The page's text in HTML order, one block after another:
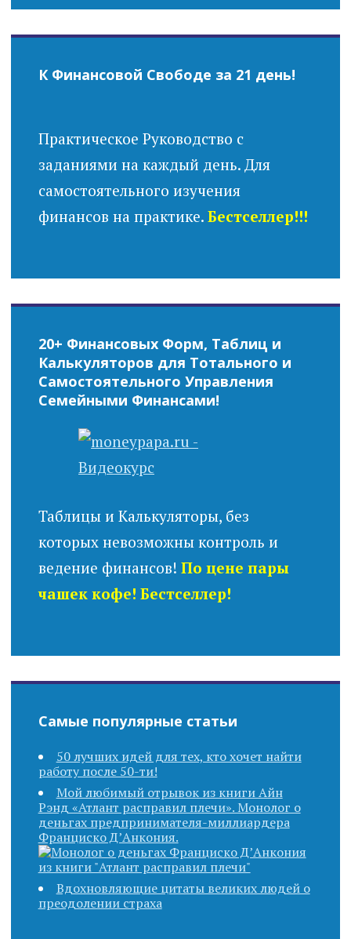
К Финансовой Свободе за 21 день!
Практическое Руководство с
заданиями на каждый день. Для
самостоятельного изучения
финансов на практике. Бестселлер!!!
20+ Финансовых Форм, Таблиц и
Калькуляторов для Тотального и
Самостоятельного Управления
Семейными Финансами!
Таблицы и Калькуляторы, без
которых невозможны контроль и
ведение финансов! По цене пары
чашек кофе! Бестселлер!
Самые популярные статьи
50 лучших идей для тех, кто хочет найти
работу после 50-ти!
Мой любимый отрывок из книги Айн
Рэнд «Атлант расправил плечи». Монолог о
деньгах предпринимателя-миллиардера
Франциско Д’Анкония.
Вдохновляющие цитаты великих людей о
преодолении страха